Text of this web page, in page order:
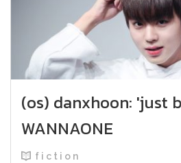
(os) danxhoon: 'just
WANNAONE
f i c t i o n